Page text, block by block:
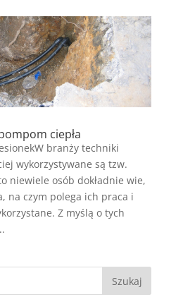
ciepła
branży techniki
wykorzystywane są tzw.
niewiele osób dokładnie wie,
na czym polega ich praca i
Z myślą o tych